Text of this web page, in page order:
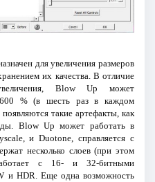
для увеличения размеров
их качества. В отличие
Blow Up может
% (в шесть раз в каждом
такие артефакты, как
Blow Up может работать в
и Duotone, справляется с
несколько слоев (при этом
с 16- и 32-битными
и HDR. Еще одна возможность